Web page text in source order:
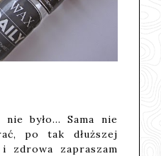
było... Sama nie
po tak dłuższej
zdrowa zapraszam